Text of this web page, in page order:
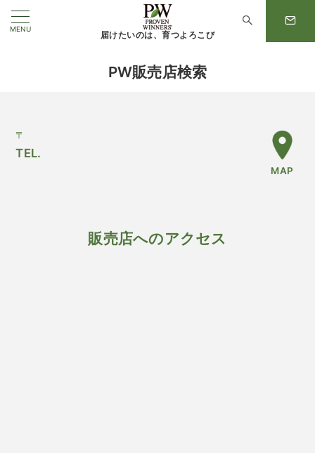
MENU
届けたいのは、育つよろこび
PW販売店検索
〒
TEL.
MAP
販売店へのアクセス